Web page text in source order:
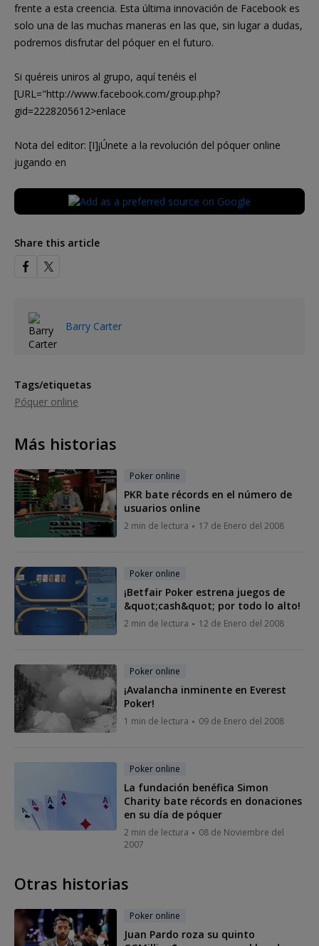
frente a esta creencia. Esta última innovación de Facebook es
solo una de las muchas maneras en las que, sin lugar a dudas,
podremos disfrutar del póquer en el futuro.
Si quéreis uniros al grupo, aquí tenéis el
[URL="http://www.facebook.com/group.php?
gid=2228205612>enlace
Nota del editor: [I]¡Únete a la revolución del póquer online
jugando en
Share this article
Barry Carter
Tags/etiquetas
Póquer online
Más historias
Poker online
PKR bate récords en el número de
usuarios online
2 min de lectura 17 de Enero del 2008
Poker online
¡Betfair Poker estrena juegos de
&quot;cash&quot; por todo lo alto!
2 min de lectura 12 de Enero del 2008
Poker online
¡Avalancha inminente en Everest
Poker!
1 min de lectura 09 de Enero del 2008
Poker online
La fundación benéfica Simon
Charity bate récords en donaciones
en su día de póquer
2 min de lectura
08 de Noviembre del
2007
Otras historias
Poker online
Juan Pardo roza su quinto